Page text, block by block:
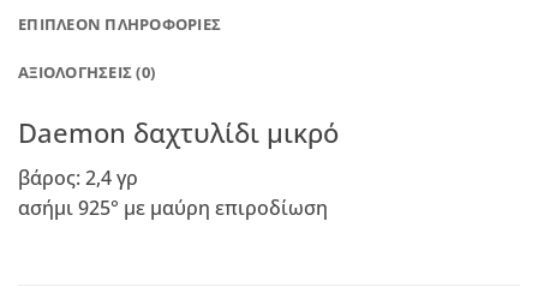
ΕΠΙΠΛΈΟΝ ΠΛΗΡΟΦΟΡΊΕΣ
ΑΞΙΟΛΟΓΉΣΕΙΣ (0)
Daemon δαχτυλίδι μικρό
βάρος: 2,4 γρ
ασήμι 925° με μαύρη επιροδίωση